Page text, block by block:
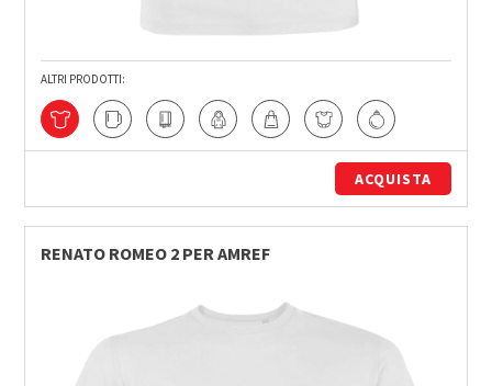
ALTRI PRODOTTI:
ACQUISTA
RENATO ROMEO 2 PER AMREF